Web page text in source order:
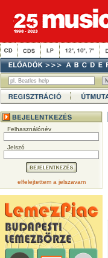
Felhasználónév
Jelszó
elfelejtettem a jelszavam